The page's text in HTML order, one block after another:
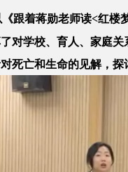
跟着蒋勋老师读<红楼
对学校、育人、家庭
死亡和生命的见解，